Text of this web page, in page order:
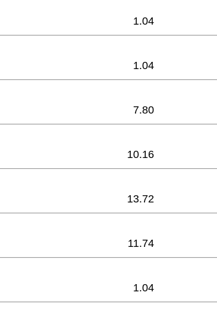
1.04
1.04
7.80
10.16
13.72
11.74
1.04